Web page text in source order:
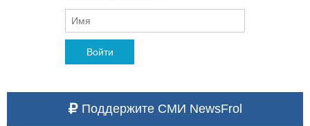
Войти
Поддержите СМИ NewsFrol